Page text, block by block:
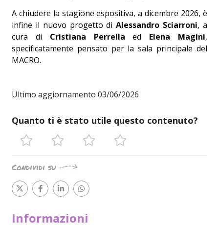
A chiudere la stagione espositiva, a dicembre 2026, è
infine il nuovo progetto diAlessandro Sciarroni, a
cura di Cristiana Perrella ed Elena Magini,
specificatamente pensato per la sala principale del
MACRO.
Ultimo aggiornamento 03/06/2026
Quanto ti è stato utile questo contenuto?
Condividi su
Informazioni